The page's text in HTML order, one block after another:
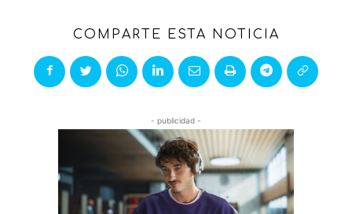
COMPARTE ESTA NOTICIA
- publicidad -